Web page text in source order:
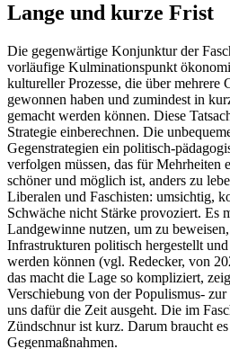
Lange und kurze Frist
Die gegenwärtige Konjunktur der
vorläufige Kulminationspunkt
kultureller Prozesse, die über mehrere
gewonnen haben und zumindest in
gemacht werden können. Diese
Strategie einberechnen. Die
Gegenstrategien ein politisch-
verfolgen müssen, das für Mehrheiten
schöner und möglich ist, anders zu
Liberalen und Faschisten: umsichtig,
Schwäche nicht Stärke provoziert. Es
Landgewinne nutzen, um zu
Infrastrukturen politisch hergestellt
werden können (vgl. Redecker, von
das macht die Lage so kompliziert,
Verschiebung von der Populismus- zur
uns dafür die Zeit ausgeht. Die im
Zündschnur ist kurz. Darum braucht
Gegenmaßnahmen.